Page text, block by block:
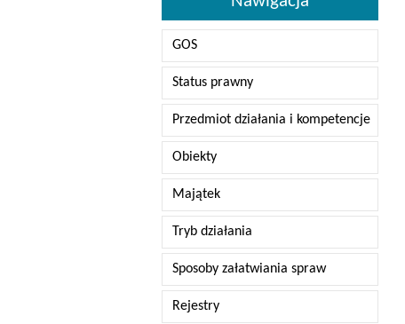
GOS
Status prawny
Przedmiot działania i kompetencje
Obiekty
Majątek
Tryb działania
Sposoby załatwiania spraw
Rejestry